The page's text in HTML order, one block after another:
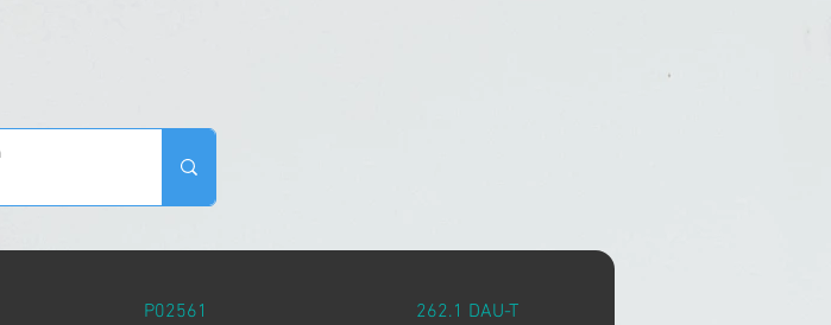
P02561 262.1 DAU-T